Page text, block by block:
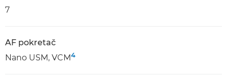
7
AF pokretač
Nano USM, VCM4